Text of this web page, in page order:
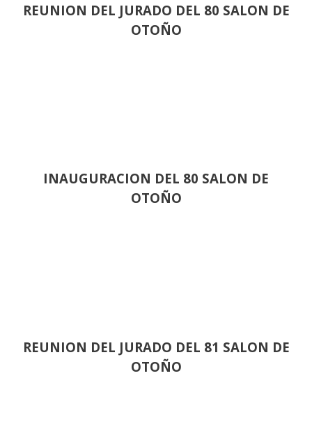
REUNION DEL JURADO DEL 80 SALON DE
OTOÑO
INAUGURACION DEL 80 SALON DE
OTOÑO
REUNION DEL JURADO DEL 81 SALON DE
OTOÑO